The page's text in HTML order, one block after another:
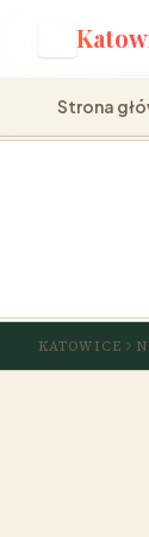
Strona
KATOWICE